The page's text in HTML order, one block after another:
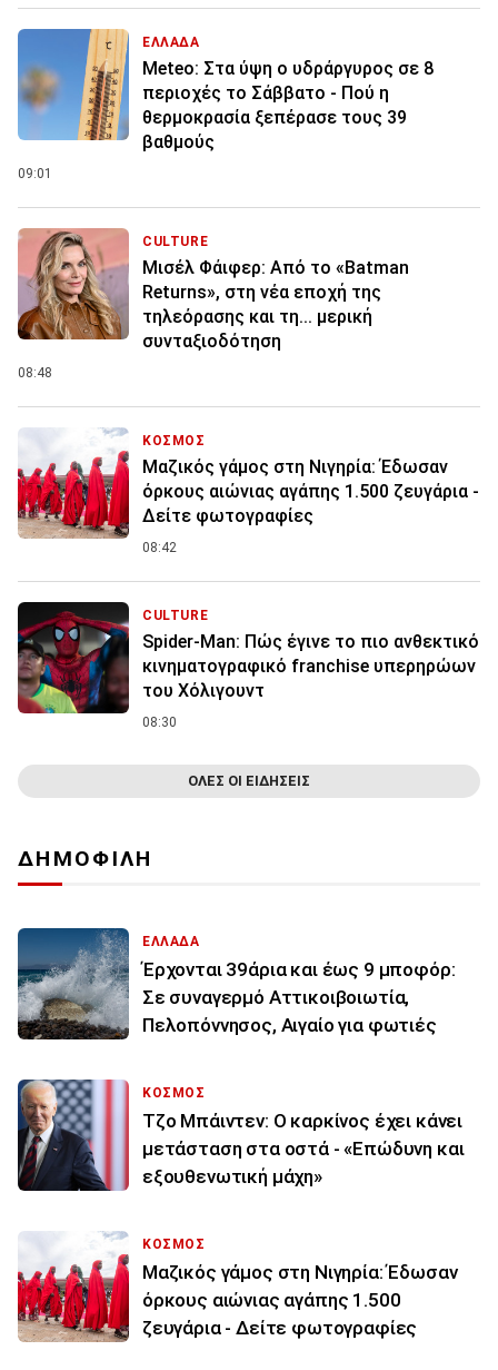
ΕΛΛΑΔΑ
Meteo: Στα ύψη ο υδράργυρος σε 8
περιοχές το Σάββατο - Πού η
θερμοκρασία ξεπέρασε τους 39
βαθμούς
09:01
CULTURE
Μισέλ Φάιφερ: Από το «Batman
Returns», στη νέα εποχή της
τηλεόρασης και τη... μερική
συνταξιοδότηση
08:48
ΚΟΣΜΟΣ
Μαζικός γάμος στη Νιγηρία: Έδωσαν
όρκους αιώνιας αγάπης 1.500 ζευγάρια -
Δείτε φωτογραφίες
08:42
CULTURE
Spider-Man: Πώς έγινε το πιο ανθεκτικό
κινηματογραφικό franchise υπερηρώων
του Χόλιγουντ
08:30
ΟΛΕΣ ΟΙ ΕΙΔΗΣΕΙΣ
ΔΗΜΟΦΙΛΗ
ΕΛΛΑΔΑ
Έρχονται 39άρια και έως 9 μποφόρ:
Σε συναγερμό Αττικοιβοιωτία,
Πελοπόννησος, Αιγαίο για φωτιές
ΚΟΣΜΟΣ
Τζο Μπάιντεν: Ο καρκίνος έχει κάνει
μετάσταση στα οστά - «Επώδυνη και
εξουθενωτική μάχη»
ΚΟΣΜΟΣ
Μαζικός γάμος στη Νιγηρία: Έδωσαν
όρκους αιώνιας αγάπης 1.500
ζευγάρια - Δείτε φωτογραφίες